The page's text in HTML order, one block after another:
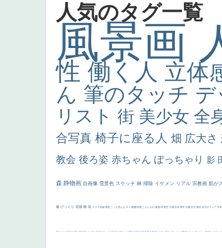
人気のタグ一覧
風景画
性 働く人 立体
ん 筆のタッチ
リスト 街 美少女 全
合写真 椅子に座る人 畑 広大さ
教会 後ろ姿 赤ちゃん ぽっちゃり 影
森 静物画 自画像 雪景色 スケッチ 林 掃除 イケメン リアル 宗教画 肌が
厳 びっくり 花畑 橋 花 カメラ目線 補色 こっち見んな キス 庭園 部屋 こんにちわ 素描 塔 青空 工場 巨木 青年 太陽 壮大 着衣 古代ギリシア 日
画質 last ヴィーナス 剣 白人少女 食事中 山本芳翠 麦 alciato ハーレム 女神 ローマ教皇 奥行き 火起こし シスター 東方の三博士 114514 かっこいい 受胎告知 天から覗き込む顔 設計図 挿絵 群衆 親子 裸婦 可愛い ピサロ ＃名画で学ぶ「たるみ」 ニーソックス 躍動感 黄色 こわい コート 畦道 レンブラント・ sekkusu 暖かい バブみ 靴下 ショッ